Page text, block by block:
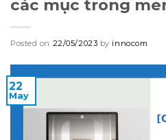
các mục trong
Posted on 22/05/2023 by innocom
22
May